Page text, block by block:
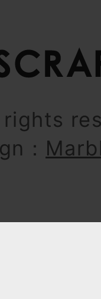
rights
：